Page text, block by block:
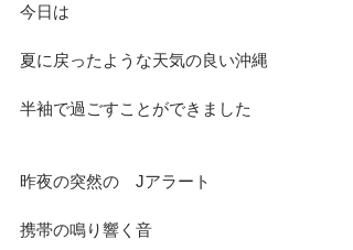
今日は
夏に戻ったような天気の良い沖縄
半袖で過ごすことができました
昨夜の突然の　Jアラート
携帯の鳴り響く音